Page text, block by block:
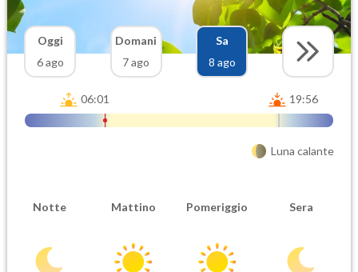
Oggi
6 ago
Domani
7 ago
Sa
8 ago
06:01 19:56
Luna calante
Notte Mattino Pomeriggio Sera